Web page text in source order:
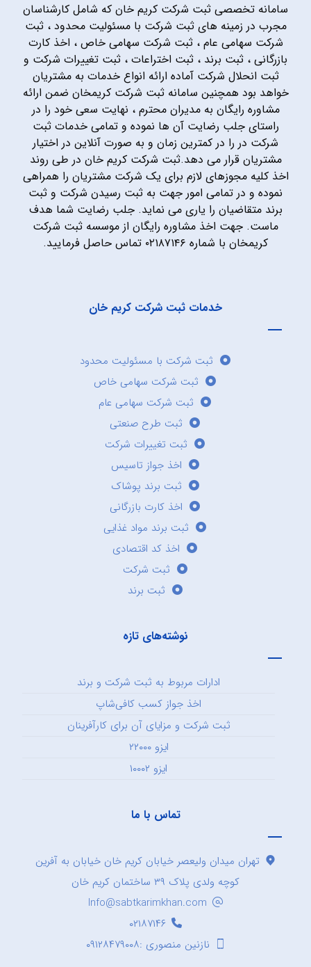
سامانه تخصصی ثبت شرکت کریم خان که شامل کارشناسان
مجرب در زمینه های ثبت شرکت با مسئولیت محدود ، ثبت
شرکت سهامی عام ، ثبت شرکت سهامی خاص ، اخذ کارت
بازرگانی ، ثبت برند ، ثبت اختراعات ، ثبت تغییرات شرکت و
ثبت انحلال شرکت آماده ارائه انواع خدمات به مشتریان
خواهد بود همچنین سامانه ثبت شرکت کریمخان ضمن ارائه
مشاوره رایگان به مدیران محترم ، نهایت سعی خود را در
راستای جلب رضایت آن ها نموده و تمامی خدمات ثبت
شرکت در را در کمترین زمان و به صورت آنلاین در اختیار
مشتریان قرار می دهد.ثبت شرکت کریم خان در طی روند
اخذ کلیه مجوزهای لازم برای یک شرکت مشتریان را همراهی
نموده و در تمامی امور جهت به ثبت رسیدن شرکت و ثبت
برند متقاضیان را یاری می نماید. جلب رضایت شما هدف
ماست. جهت اخذ مشاوره رایگان از موسسه ثبت شرکت
کریمخان با شماره ۰۲۱۸۷۱۴۶ تماس حاصل فرمایید.
خدمات ثبت شرکت کریم خان
ثبت شرکت با مسئولیت محدود
ثبت شرکت سهامی خاص
ثبت شرکت سهامی عام
ثبت طرح صنعتی
ثبت تغییرات شرکت
اخذ جواز تاسیس
ثبت برند پوشاک
اخذ کارت بازرگانی
ثبت برند مواد غذایی
اخذ کد اقتصادی
ثبت شرکت
ثبت برند
نوشته‌های تازه
ادارات مربوط به ثبت شرکت و برند
اخذ جواز کسب کافی‌شاپ
ثبت شرکت و مزایای آن برای کارآفرینان
ایزو ۲۲۰۰۰
ایزو ۱۰۰۰۲
تماس با ما
تهران میدان ولیعصر خیابان کریم خان خیابان به آفرین
کوچه ولدی پلاک ۳۹ ساختمان کریم خان
Info@sabtkarimkhan.com
۰۲۱۸۷۱۴۶
نازنین منصوری :۰۹۱۲۸۴۷۹۰۰۸